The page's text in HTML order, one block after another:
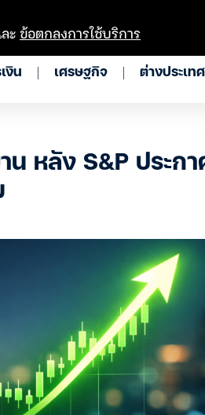
งิน เศรษฐกิจ ต่างประเทศ
น หลัง S&P ประกา
ะข้อตกลงการใช้บริการ